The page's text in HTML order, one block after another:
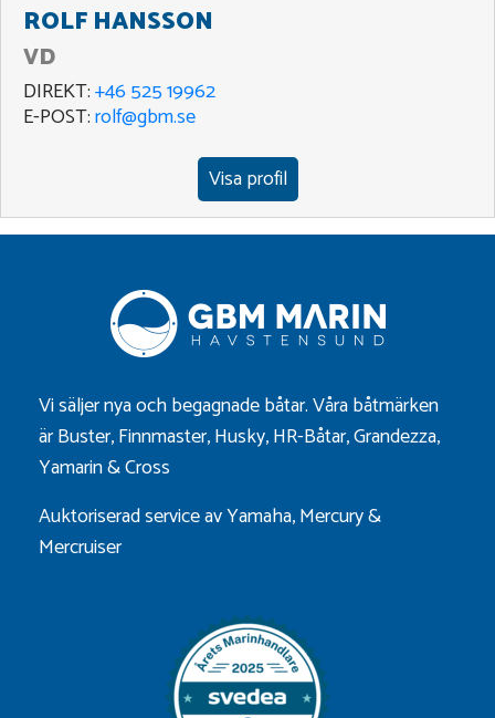
ROLF HANSSON
VD
DIREKT:+46 525 19962
E-POST:rolf@gbm.se
Visa profil
Vi säljer nya och begagnade båtar. Våra båtmärken
ärBuster,Finnmaster,Husky,HR-Båtar,Grandezza,
Yamarin&Cross
Auktoriserad service av Yamaha, Mercury &
Mercruiser